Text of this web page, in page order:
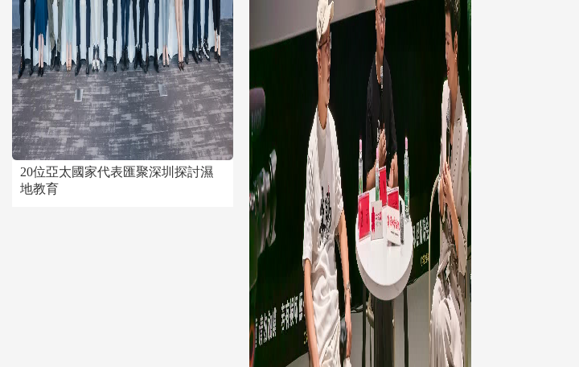
20位亞太國家代表匯聚深圳探討濕
地教育